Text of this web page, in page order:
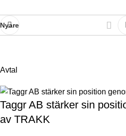
Nyare
Avtal
Taggr AB stärker sin
av TRAKK